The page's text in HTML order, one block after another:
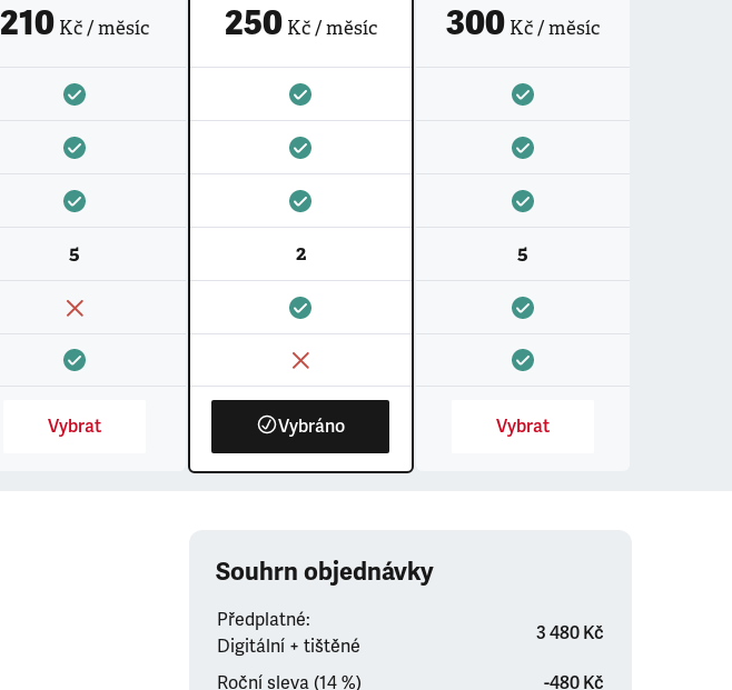
210Kč / měsíc
5
Vybrat
250Kč / měsíc
2
Vybráno
300 Kč / měsíc
5
Vybrat
Souhrn objednávky
Předplatné:
Digitální + tištěné
3 480 Kč
Roční sleva (14 %)
-480 Kč